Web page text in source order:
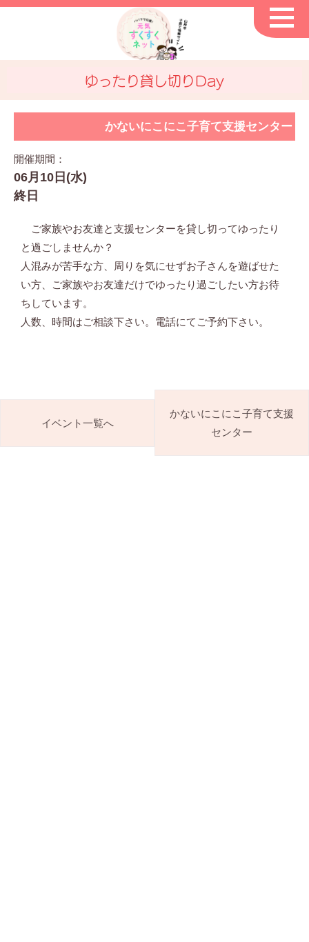
ゆったり貸し切りDay
かないにこにこ子育て支援センター
開催期間：
06月10日(水)
終日
ご家族やお友達と支援センターを貸し切ってゆったり
と過ごしませんか？
人混みが苦手な方、周りを気にせずお子さんを遊ばせた
い方、ご家族やお友達だけでゆったり過ごしたい方お待
ちしています。
人数、時間はご相談下さい。電話にてご予約下さい。
イベント一覧へ
かないにこにこ子育て支援
センター